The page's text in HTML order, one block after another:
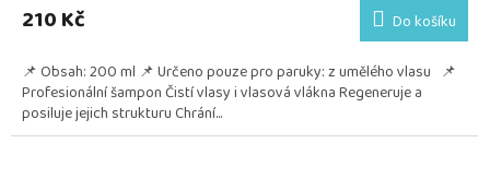
210 Kč Do košíku
📌 Obsah: 200 ml 📌 Určeno pouze pro paruky: z umělého vlasu 📌
Profesionální šampon Čistí vlasy i vlasová vlákna Regeneruje a
posiluje jejich strukturu Chrání...